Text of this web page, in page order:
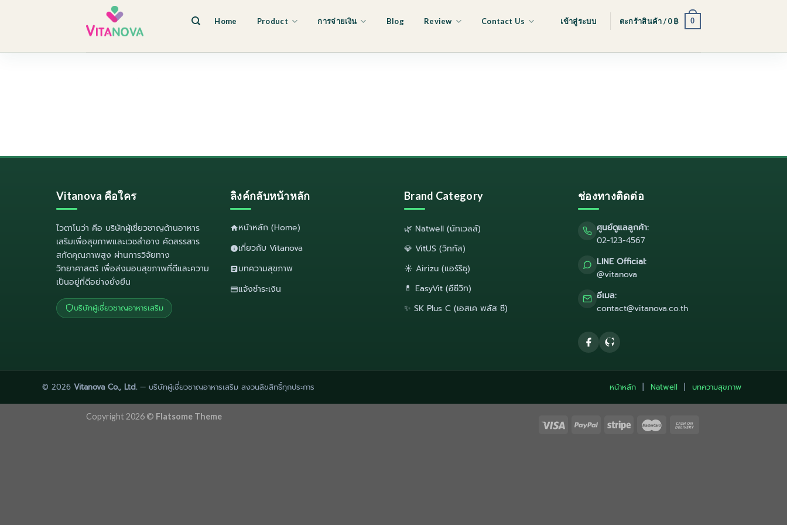
Home Product การจ่ายเงิน Blog Review Contact Us เข้าสู่ระบบ ตะกร้าสินค้า /0฿ 0
Vitanova คือใคร
ไวตาโนว่า คือ บริษัทผู้เชี่ยวชาญด้านอาหาร
เสริมเพื่อสุขภาพและเวชสำอาง คัดสรรสาร
สกัดคุณภาพสูง ผ่านการวิจัยทาง
วิทยาศาสตร์ เพื่อส่งมอบสุขภาพที่ดีและความ
เป็นอยู่ที่ดีอย่างยั่งยืน
บริษัทผู้เชี่ยวชาญอาหารเสริม
ลิงค์กลับหน้าหลัก
หน้าหลัก (Home)
เกี่ยวกับ Vitanova
บทความสุขภาพ
แจ้งชำระเงิน
Brand Category
🌿 Natwell (นัทเวลล์)
💎 VitUS (วิททัส)
☀️ Airizu (แอร์ริซุ)
💊 EasyVit (อีซีวิท)
✨ SK Plus C (เอสเค พลัส ซี)
ช่องทางติดต่อ
ศูนย์ดูแลลูกค้า:
02-123-4567
LINE Official:
@vitanova
อีเมล:
contact@vitanova.co.th
© 2026 Vitanova Co., Ltd.— บริษัทผู้เชี่ยวชาญอาหารเสริม สงวนลิขสิทธิ์ทุกประการ หน้าหลัก | Natwell | บทความสุขภาพ
Copyright 2026 © Flatsome Theme